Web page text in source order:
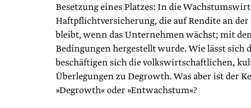
Besetzung eines Platzes: In die
Haftpflichtversicherung, die auf Rendite an
bleibt, wenn das Unternehmen wächst; mit
Bedingungen hergestellt wurde. Wie lässt
beschäftigen sich die volkswirtschaftlichen,
Überlegungen zu Degrowth. Was aber ist der
»Degrowth« oder »Entwachstum«?